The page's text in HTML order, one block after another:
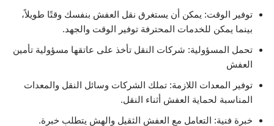
توفير الوقت: يمكن أن يستغرق نقل العفش بنفسك وقتًا طويلاً،
بينما يمكن للخدمات المحترفة توفير الوقت والجهد.
تحمل المسؤولية: شركات النقل تأخذ على عاتقها مسؤولية تأمين
العفش
توفير المعدات اللازمة: تملك الشركات وسائل النقل والمعدات
المناسبة لحماية العفش أثناء النقل.
خبرة فنية: التعامل مع العفش الثقيل والهش يتطلب خبرة.